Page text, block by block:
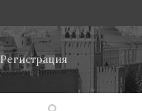
Регистрация